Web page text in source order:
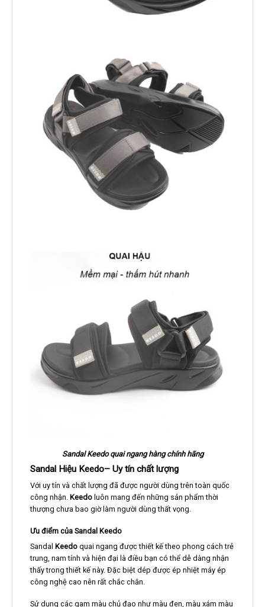
SandalKeedoquai ngang hàng chính hãng
Sandal Hiệu Keedo– Uy tín chất lượng
Với uy tín và chất lượng đã được người dùng trên toàn quốc
công nhận. Keedoluôn mang đến những sản phẩm thời
thượng chưa bao giờ làm người dùng thất vọng.
Ưu điểm của Sandal Keedo
Sandal Keedoquai ngang được thiết kế theo phong cách trẻ
trung, nam tính và hiện đại là điều bạn có thể dễ dàng nhận
thấy trong thiết kế này. Đặc biệt dép được ép nhiệt máy ép
công nghệ cao nên rất chắc chắn.
Sử dụng các gam màu chủ đạo như màu đen, màu xám màu